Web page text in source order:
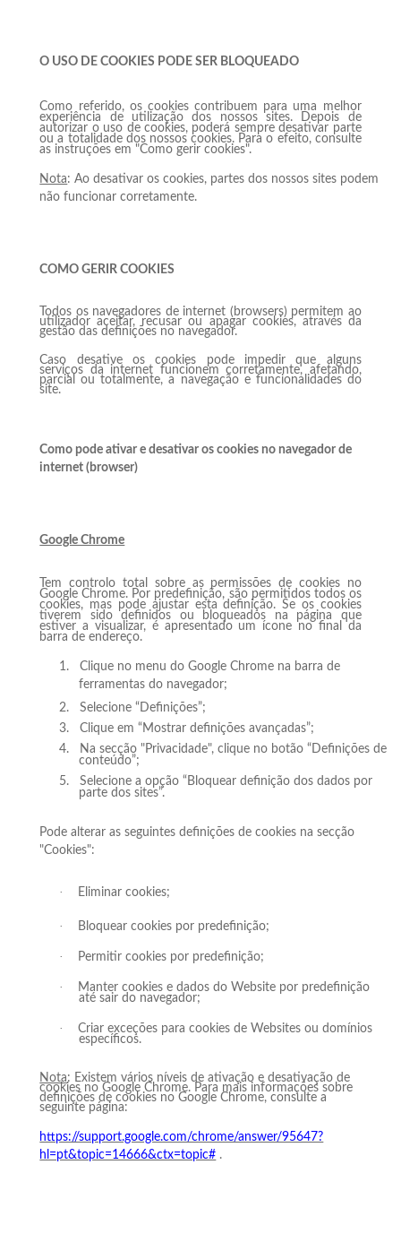
O USO DE COOKIES PODE SER BLOQUEADO
Como referido, os cookies contribuem para uma melhor
experiência de utilização dos nossos sites. Depois de
autorizar o uso de cookies, poderá sempre desativar parte
ou a totalidade dos nossos cookies. Para o efeito, consulte
as instruções em "Como gerir cookies".
Nota: Ao desativar os cookies, partes dos nossos sites podem
não funcionar corretamente.
COMO GERIR COOKIES
Todos os navegadores de internet (browsers) permitem ao
utilizador aceitar, recusar ou apagar cookies, através da
gestão das definições no navegador.
Caso desative os cookies pode impedir que alguns
serviços da internet funcionem corretamente, afetando,
parcial ou totalmente, a navegação e funcionalidades do
site.
Como pode ativar e desativar os cookies no navegador de
internet (browser)
Google Chrome
Tem controlo total sobre as permissões de cookies no
Google Chrome. Por predefinição, são permitidos todos os
cookies, mas pode ajustar esta definição. Se os cookies
tiverem sido definidos ou bloqueados na página que
estiver a visualizar, é apresentado um ícone no final da
barra de endereço.
1.
Clique no menu do Google Chrome na barra de
ferramentas do navegador;
2.
Selecione “Definições”;
3.
Clique em “Mostrar definições avançadas”;
4.
Na secção "Privacidade", clique no botão “Definições de
conteúdo”;
5.
Selecione a opção “Bloquear definição dos dados por
parte dos sites”.
Pode alterar as seguintes definições de cookies na secção
"Cookies":
· Eliminar cookies;
· Bloquear cookies por predefinição;
· Permitir cookies por predefinição;
·
Manter cookies e dados do Website por predefinição
até sair do navegador;
·
Criar exceções para cookies de Websites ou domínios
específicos.
Nota: Existem vários níveis de ativação e desativação de
cookies no Google Chrome. Para mais informações sobre
definições de cookies no Google Chrome, consulte a
seguinte página:
https://support.google.com/chrome/answer/95647?
hl=pt&topic=14666&ctx=topic# .